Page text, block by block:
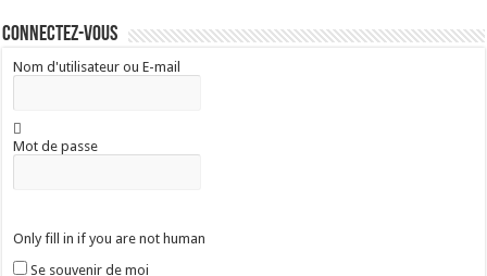
Connectez-vous
Nom d'utilisateur ou E-mail
Mot de passe
Only fill in if you are not human
Se souvenir de moi